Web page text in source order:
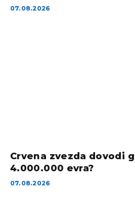
07.08.2026
Crvena zvezda dovodi
4.000.000 evra?
07.08.2026